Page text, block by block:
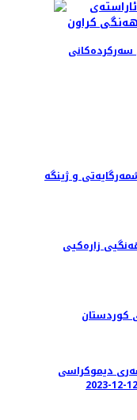
سەرکردەکانی
و ژینگە
زارەکیی
کوردستان
دیموکراسی